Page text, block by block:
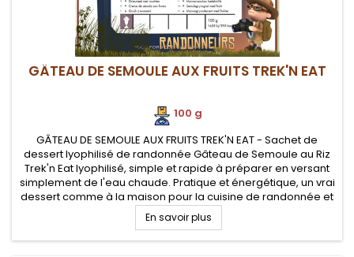
GÂTEAU DE SEMOULE AUX FRUITS TREK'N EAT
100 g
GÂTEAU DE SEMOULE AUX FRUITS TREK'N EAT - Sachet de
dessert lyophilisé de randonnée Gâteau de Semoule au Riz
Trek'n Eat lyophilisé, simple et rapide à préparer en versant
simplement de l'eau chaude. Pratique et énergétique, un vrai
dessert comme à la maison pour la cuisine de randonnée et
le bivouac léger.
En savoir plus